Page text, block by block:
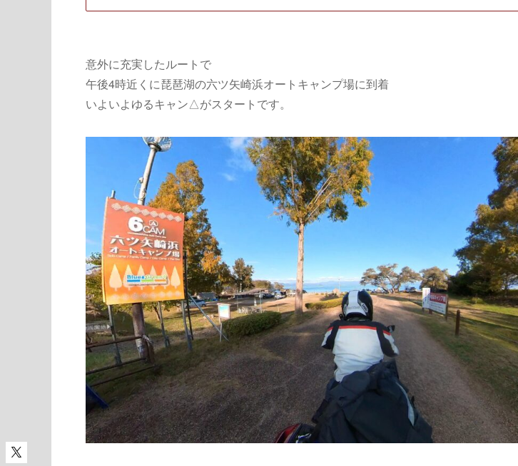
意外に充実したルートで
午後4時近くに琵琶湖の六ツ矢崎浜オートキャンプ場に到着
いよいよゆるキャン△がスタートです。